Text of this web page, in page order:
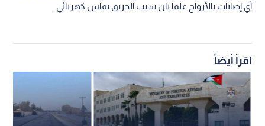
أي إصابات بالأرواح علما بان سبب الحريق تماس كهربائي .
اقرأ أيضاً